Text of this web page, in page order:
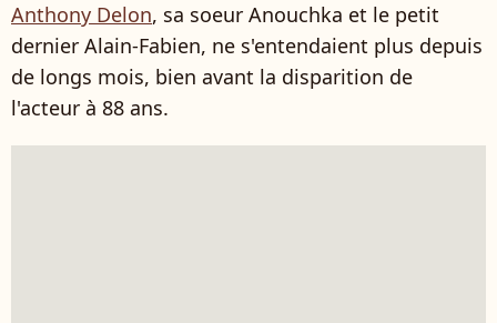
Anthony Delon, sa soeur Anouchka et le petit
dernier Alain-Fabien, ne s'entendaient plus depuis
de longs mois, bien avant la disparition de
l'acteur à 88 ans.